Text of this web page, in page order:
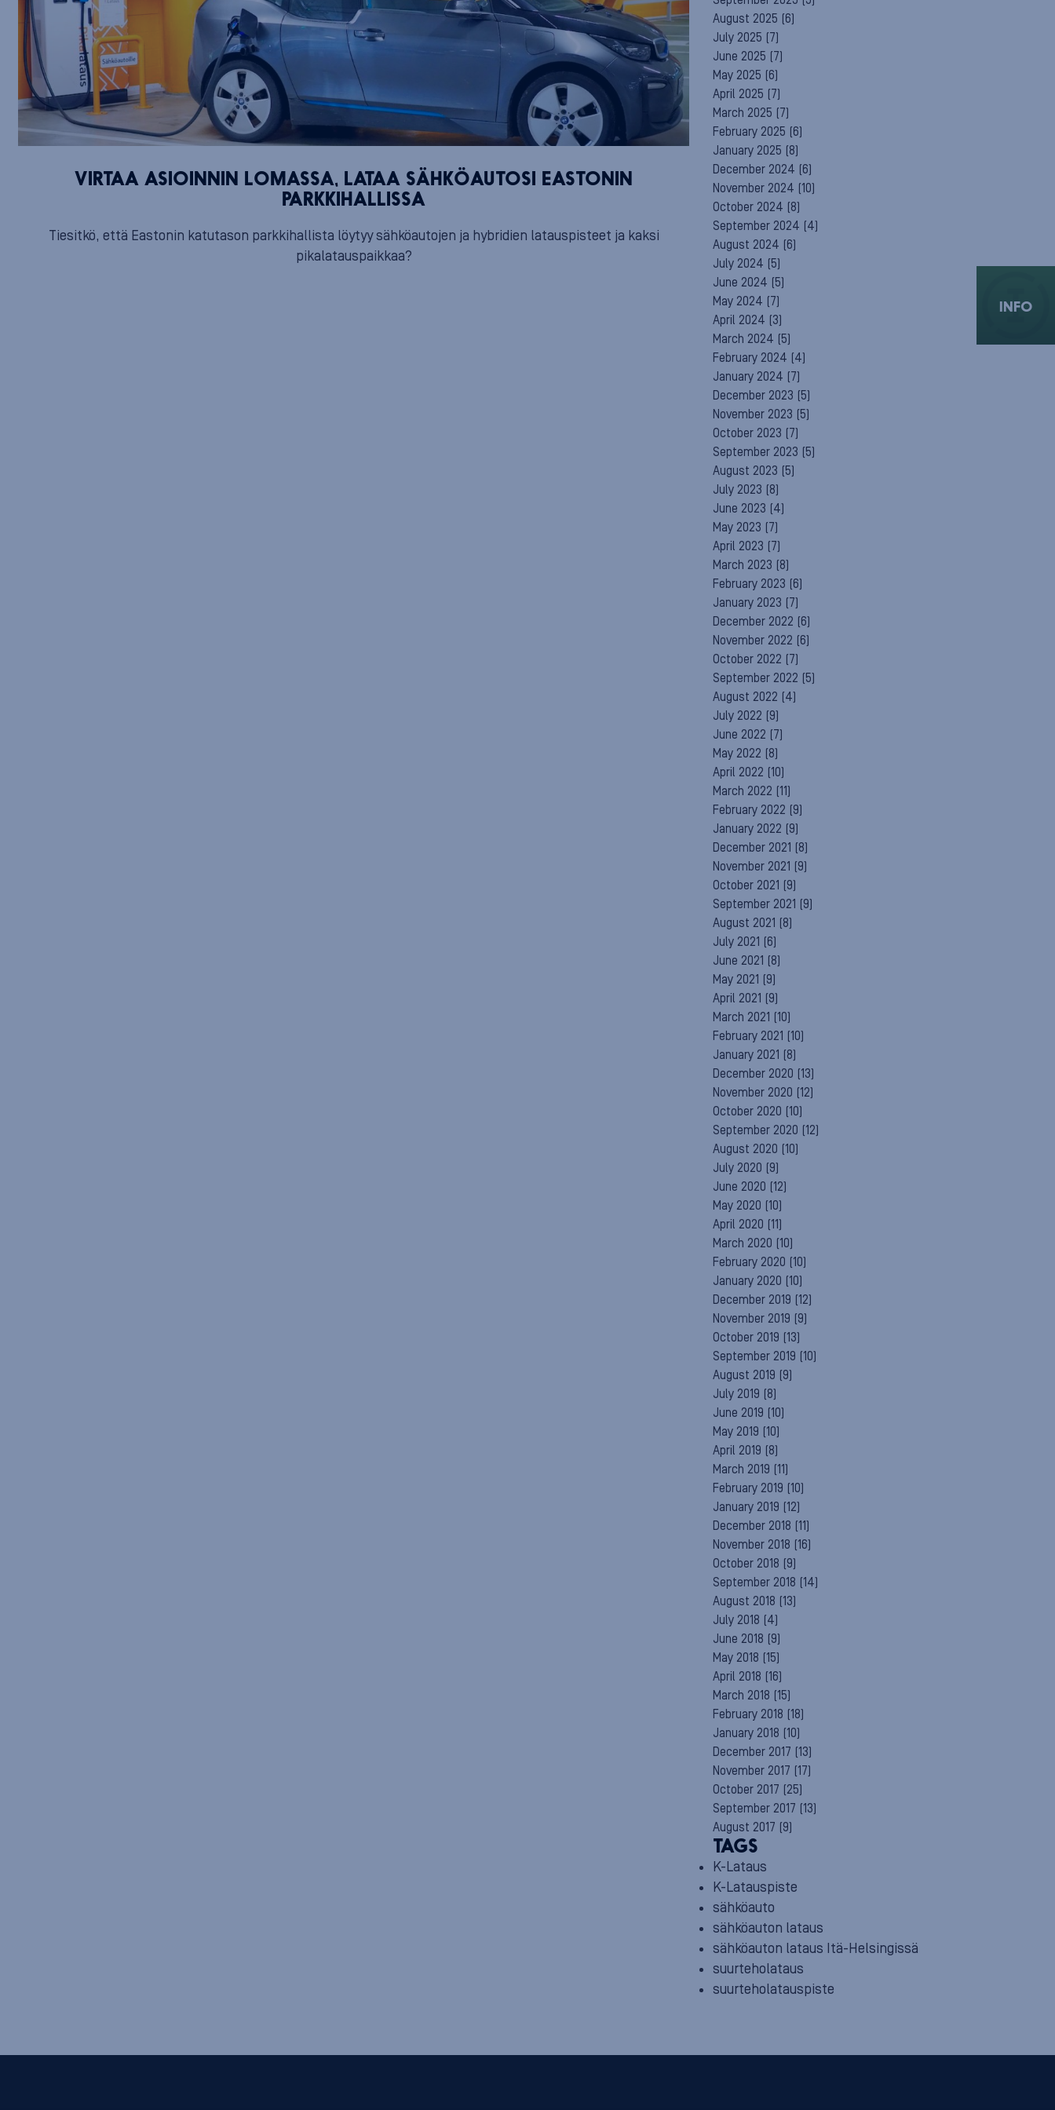
August 2025 (6)
July 2025 (7)
June 2025 (7)
May 2025 (6)
April 2025 (7)
March 2025 (7)
February 2025 (6)
January 2025 (8)
December 2024 (6)
November 2024 (10)
October 2024 (8)
September 2024 (4)
August 2024 (6)
July 2024 (5)
June 2024 (5)
May 2024 (7)
April 2024 (3)
March 2024 (5)
February 2024 (4)
January 2024 (7)
December 2023 (5)
November 2023 (5)
October 2023 (7)
September 2023 (5)
August 2023 (5)
July 2023 (8)
June 2023 (4)
May 2023 (7)
April 2023 (7)
March 2023 (8)
February 2023 (6)
January 2023 (7)
December 2022 (6)
November 2022 (6)
October 2022 (7)
September 2022 (5)
August 2022 (4)
July 2022 (9)
June 2022 (7)
May 2022 (8)
April 2022 (10)
March 2022 (11)
February 2022 (9)
January 2022 (9)
December 2021 (8)
November 2021 (9)
October 2021 (9)
September 2021 (9)
August 2021 (8)
July 2021 (6)
June 2021 (8)
May 2021 (9)
April 2021 (9)
March 2021 (10)
February 2021 (10)
January 2021 (8)
December 2020 (13)
November 2020 (12)
October 2020 (10)
September 2020 (12)
August 2020 (10)
July 2020 (9)
June 2020 (12)
May 2020 (10)
April 2020 (11)
March 2020 (10)
February 2020 (10)
January 2020 (10)
December 2019 (12)
November 2019 (9)
October 2019 (13)
September 2019 (10)
August 2019 (9)
July 2019 (8)
June 2019 (10)
May 2019 (10)
April 2019 (8)
March 2019 (11)
February 2019 (10)
January 2019 (12)
December 2018 (11)
November 2018 (16)
October 2018 (9)
September 2018 (14)
August 2018 (13)
July 2018 (4)
June 2018 (9)
May 2018 (15)
April 2018 (16)
March 2018 (15)
February 2018 (18)
January 2018 (10)
December 2017 (13)
November 2017 (17)
October 2017 (25)
September 2017 (13)
August 2017 (9)
TAGS
K-Lataus
K-Latauspiste
sähköauto
sähköauton lataus
sähköauton lataus Itä-Helsingissä
suurteholataus
suurteholatauspiste
VIRTAA ASIOINNIN LOMASSA, LATAA SÄHKÖAUTOSI EASTONIN
PARKKIHALLISSA
Tiesitkö, että Eastonin katutason parkkihallista löytyy sähköautojen ja hybridien latauspisteet ja kaksi
pikalatauspaikkaa?
INFO